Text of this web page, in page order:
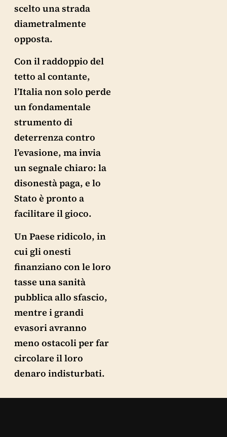
scelto una strada
diametralmente
opposta.
Con il raddoppio del
tetto al contante,
l’Italia non solo perde
un fondamentale
strumento di
deterrenza contro
l’evasione, ma invia
un segnale chiaro: la
disonestà paga, e lo
Stato è pronto a
facilitare il gioco.
Un Paese ridicolo, in
cui gli onesti
finanziano con le loro
tasse una sanità
pubblica allo sfascio,
mentre i grandi
evasori avranno
meno ostacoli per far
circolare il loro
denaro indisturbati.